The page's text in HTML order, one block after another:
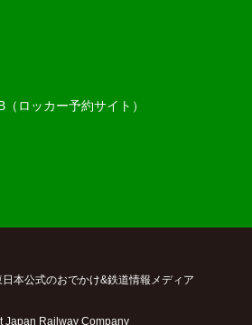
ロッカー予約サイト）
本公式のおでかけ&鉄道情報メディア
Japan Railway Company